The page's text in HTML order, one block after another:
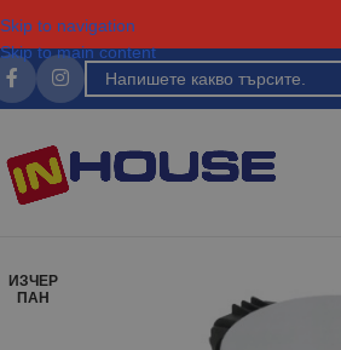
Skip to navigation
Skip to main content
ИЗЧЕР
ПАН